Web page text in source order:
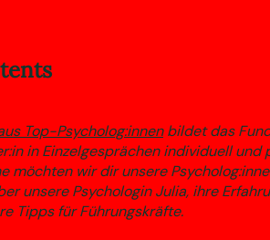
Top-Psycholog:innenbildet das
in Einzelgesprächen individuell
möchten wir dir unsere
unsere Psychologin Julia, ihre
Tipps für Führungskräfte.